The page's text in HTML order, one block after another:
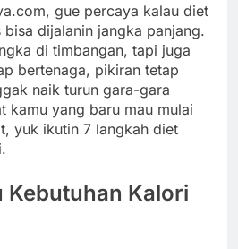
gue percaya kalau diet
dijalanin jangka panjang.
di timbangan, tapi juga
bertenaga, pikiran tetap
naik turun gara-gara
kamu yang baru mau mulai
yuk ikutin 7 langkah diet
Kebutuhan Kalori